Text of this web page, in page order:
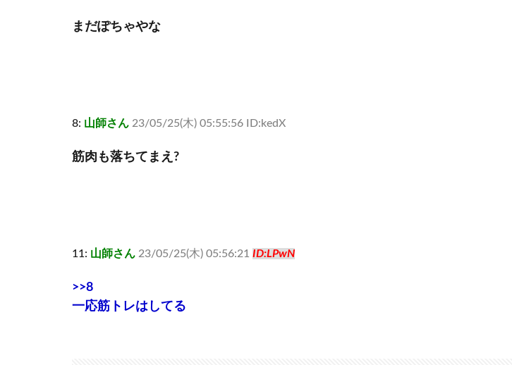
まだぽちゃやな
8: 山師さん 23/05/25(木) 05:55:56 ID:kedX
筋肉も落ちてまえ?
11: 山師さん 23/05/25(木) 05:56:21 ID:LPwN
>>8
一応筋トレはしてる